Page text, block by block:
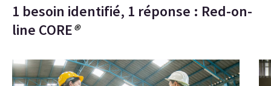
1 besoin identifié, 1 réponse : Red-on-
line CORE®